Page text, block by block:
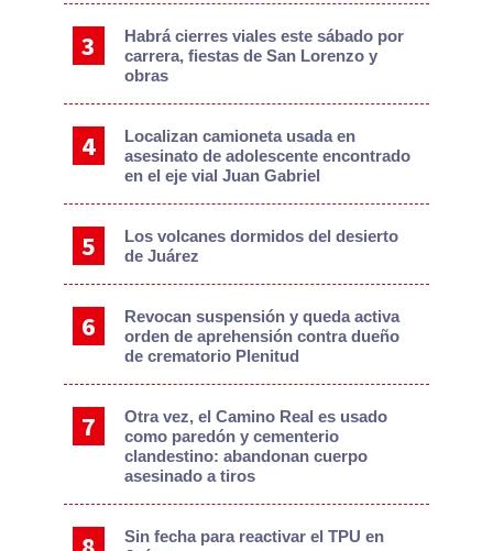
Habrá cierres viales este sábado por
carrera, fiestas de San Lorenzo y
obras
Localizan camioneta usada en
asesinato de adolescente encontrado
en el eje vial Juan Gabriel
Los volcanes dormidos del desierto
de Juárez
Revocan suspensión y queda activa
orden de aprehensión contra dueño
de crematorio Plenitud
Otra vez, el Camino Real es usado
como paredón y cementerio
clandestino: abandonan cuerpo
asesinado a tiros
Sin fecha para reactivar el TPU en